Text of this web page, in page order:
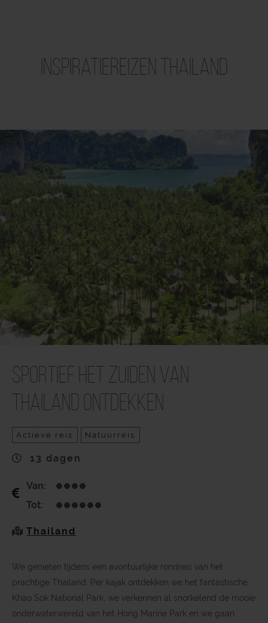
Inspiratiereizen Thailand
Sportief het zuiden van
Thailand ontdekken
Actieve reis Natuurreis
13 dagen
Van:
Tot:
Thailand
We genieten tijdens een avontuurlijke rondreis van het
prachtige Thailand. Per kajak ontdekken we het fantastische
Khao Sok National Park, we verkennen al snorkelend de mooie
onderwaterwereld van het Hong Marine Park en we gaan